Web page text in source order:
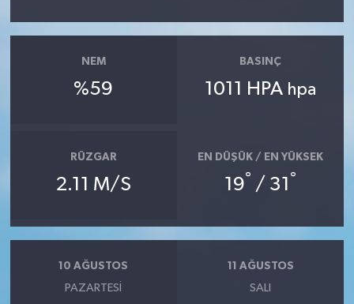
NEM
%59
BASINÇ
1011 HPA hpa
RÜZGAR
2.11 M/S
EN DÜŞÜK / EN YÜKSEK
19° / 31 °
10 AĞUSTOS
PAZARTESI
11 AĞUSTOS
SALI